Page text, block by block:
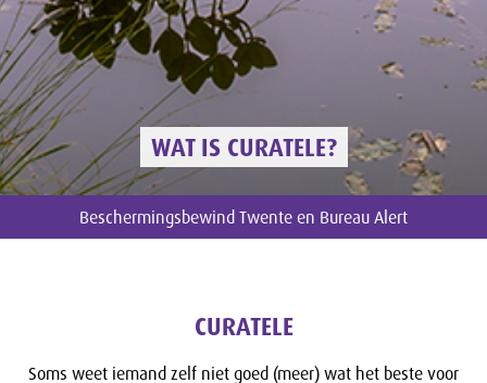
WAT IS CURATELE?
Beschermingsbewind Twente en Bureau Alert
CURATELE
Soms weet iemand zelf niet goed (meer) wat het beste voor